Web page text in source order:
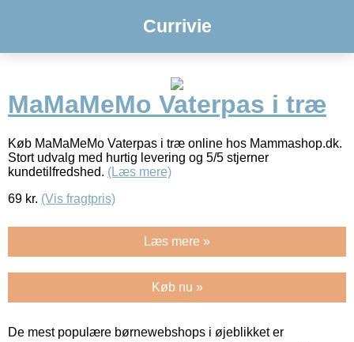
Currivie
MaMaMeMo Vaterpas i træ
Køb MaMaMeMo Vaterpas i træ online hos Mammashop.dk.
Stort udvalg med hurtig levering og 5/5 stjerner
kundetilfredshed. (Læs mere)
69 kr. (Vis fragtpris)
Læs mere »
Køb nu »
De mest populære børnewebshops i øjeblikket er